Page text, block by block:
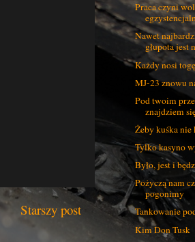
Starszy post
Praca czyni
Nawet
głupota jest
Każdy nosi
MJ-23 znowu
Pod twoim
znajdziem
Żeby kuśka nie
Tylko kasyno
Było, jest i
Pożyczą nam
pogonimy
Tankowanie
Kim Don Tusk